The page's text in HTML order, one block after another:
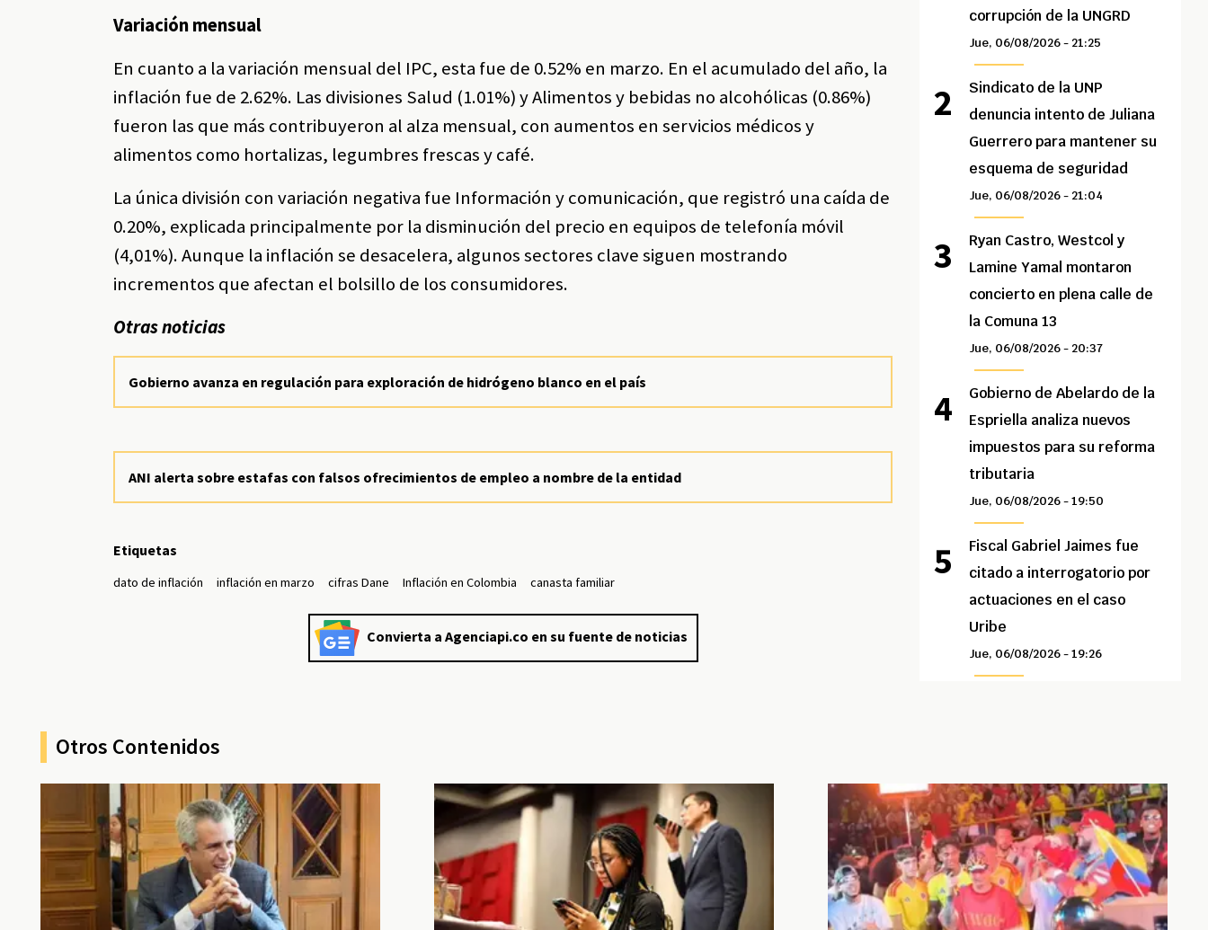
Variación mensual
En cuanto a la variación mensual del IPC, esta fue de 0.52% en marzo. En el acumulado del año, la
inflación fue de 2.62%. Las divisiones Salud (1.01%) y Alimentos y bebidas no alcohólicas (0.86%)
fueron las que más contribuyeron al alza mensual, con aumentos en servicios médicos y
alimentos como hortalizas, legumbres frescas y café.
La única división con variación negativa fue Información y comunicación, que registró una caída de
0.20%, explicada principalmente por la disminución del precio en equipos de telefonía móvil
(4,01%). Aunque la inflación se desacelera, algunos sectores clave siguen mostrando
incrementos que afectan el bolsillo de los consumidores.
Otras noticias
Gobierno avanza en regulación para exploración de hidrógeno blanco en el país
ANI alerta sobre estafas con falsos ofrecimientos de empleo a nombre de la entidad
Etiquetas
dato de inflación inflación en marzo cifras Dane Inflación en Colombia canasta familiar
Convierta a Agenciapi.co en su fuente de noticias
corrupción de la UNGRD
Jue, 06/08/2026 - 21:25
Sindicato de la UNP
denuncia intento de Juliana
Guerrero para mantener su
esquema de seguridad
Jue, 06/08/2026 - 21:04
Ryan Castro, Westcol y
Lamine Yamal montaron
concierto en plena calle de
la Comuna 13
Jue, 06/08/2026 - 20:37
Gobierno de Abelardo de la
Espriella analiza nuevos
impuestos para su reforma
tributaria
Jue, 06/08/2026 - 19:50
Fiscal Gabriel Jaimes fue
citado a interrogatorio por
actuaciones en el caso
Uribe
Jue, 06/08/2026 - 19:26
Otros Contenidos